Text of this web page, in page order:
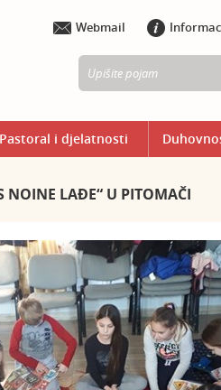
Webmail
Pastoral i djelatnosti
NOINE LAĐE“ U PITOMAČI